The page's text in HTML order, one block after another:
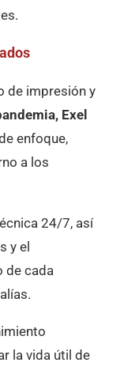
de impresión y
Exel
enfoque,
a los
24/7, así
y el
de cada
la vida útil de